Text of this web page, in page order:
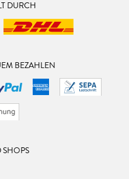
DURCH
BEZAHLEN
SHOPS